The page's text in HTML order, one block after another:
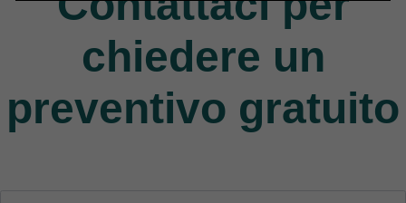
chiedere un
preventivo gratuito